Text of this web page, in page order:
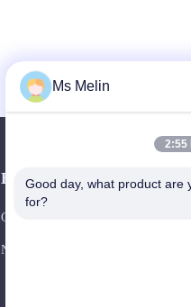
Evenementen
Gevallen
Nieuws
Ms Melin
2:55
Good day, what product are
for?